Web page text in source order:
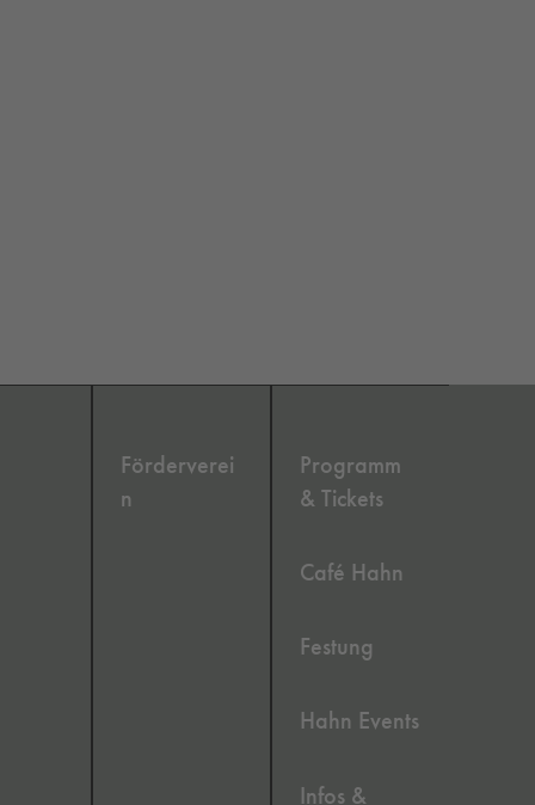
Förderverei
n
Programm
& Tickets
Café Hahn
Festung
Hahn Events
Infos &